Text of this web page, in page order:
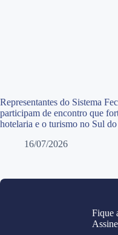
Representantes do Sistema
participam de encontro que
hotelaria e o turismo no Sul
16/07/2026
Fique